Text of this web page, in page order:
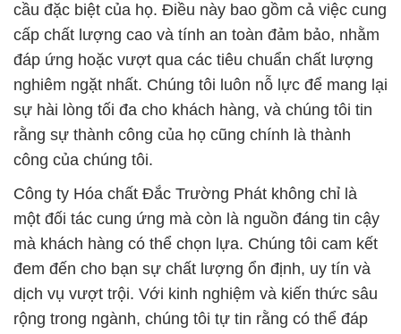
cầu đặc biệt của họ. Điều này bao gồm cả việc cung
cấp chất lượng cao và tính an toàn đảm bảo, nhằm
đáp ứng hoặc vượt qua các tiêu chuẩn chất lượng
nghiêm ngặt nhất. Chúng tôi luôn nỗ lực để mang lại
sự hài lòng tối đa cho khách hàng, và chúng tôi tin
rằng sự thành công của họ cũng chính là thành
công của chúng tôi.
Công ty Hóa chất Đắc Trường Phát không chỉ là
một đối tác cung ứng mà còn là nguồn đáng tin cậy
mà khách hàng có thể chọn lựa. Chúng tôi cam kết
đem đến cho bạn sự chất lượng ổn định, uy tín và
dịch vụ vượt trội. Với kinh nghiệm và kiến thức sâu
rộng trong ngành, chúng tôi tự tin rằng có thể đáp